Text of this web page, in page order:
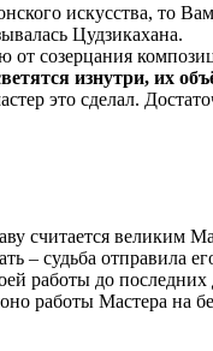
искусства, то
Цудзикахана.
созерцания
изнутри, их
это сделал.
считается великим
– судьба отправила
работы до
работы Мастера на